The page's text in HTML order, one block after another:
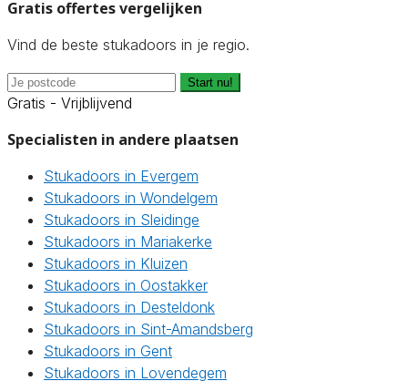
Gratis offertes vergelijken
Vind de beste stukadoors in je regio.
Start nu!
Gratis - Vrijblijvend
Specialisten in andere plaatsen
Stukadoors in Evergem
Stukadoors in Wondelgem
Stukadoors in Sleidinge
Stukadoors in Mariakerke
Stukadoors in Kluizen
Stukadoors in Oostakker
Stukadoors in Desteldonk
Stukadoors in Sint-Amandsberg
Stukadoors in Gent
Stukadoors in Lovendegem